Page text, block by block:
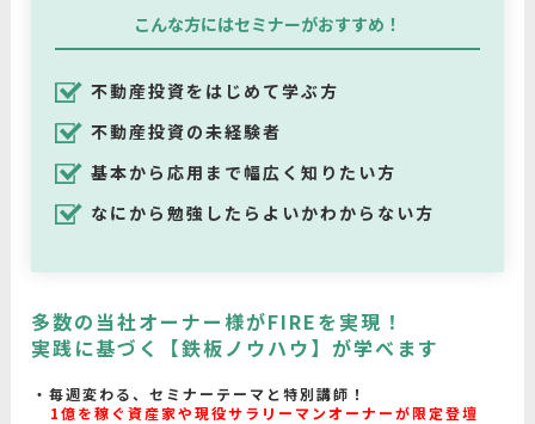
こんな方にはセミナーがおすすめ！
不動産投資をはじめて学ぶ方
不動産投資の未経験者
基本から応用まで幅広く知りたい方
なにから勉強したらよいかわからない方
多数の当社オーナー様がFIREを実現！
実践に基づく【鉄板ノウハウ】が学べます
毎週変わる、セミナーテーマと特別講師！
1億を稼ぐ資産家や現役サラリーマンオーナーが限定登壇